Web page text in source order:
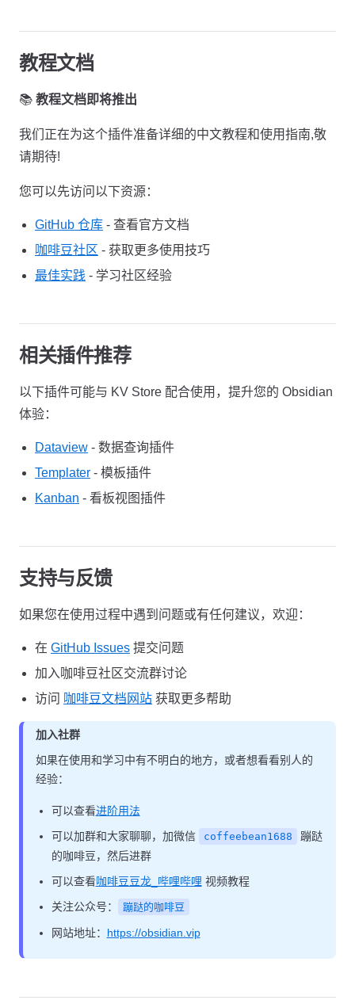
教程文档
📚 教程文档即将推出
我们正在为这个插件准备详细的中文教程和使用指南,敬
请期待!
您可以先访问以下资源：
GitHub 仓库 - 查看官方文档
咖啡豆社区 - 获取更多使用技巧
最佳实践 - 学习社区经验
相关插件推荐
以下插件可能与 KV Store 配合使用，提升您的 Obsidian
体验：
Dataview - 数据查询插件
Templater - 模板插件
Kanban - 看板视图插件
支持与反馈
如果您在使用过程中遇到问题或有任何建议，欢迎：
在 GitHub Issues 提交问题
加入咖啡豆社区交流群讨论
访问 咖啡豆文档网站 获取更多帮助
加入社群
如果在使用和学习中有不明白的地方，或者想看看别人的
经验：
可以查看进阶用法
可以加群和大家聊聊，加微信
coffeebean1688
蹦跶
的咖啡豆，然后进群
可以查看咖啡豆豆龙_哔哩哔哩 视频教程
关注公众号：
蹦跶的咖啡豆
网站地址： https://obsidian.vip